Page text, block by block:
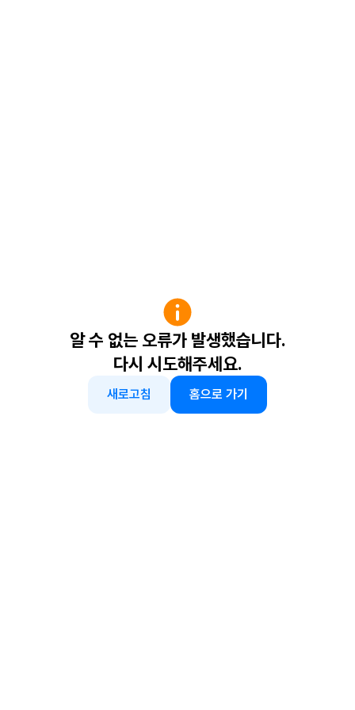
알 수 없는 오류가 발생했습니다.
다시 시도해주세요.
새로고침 홈으로 가기